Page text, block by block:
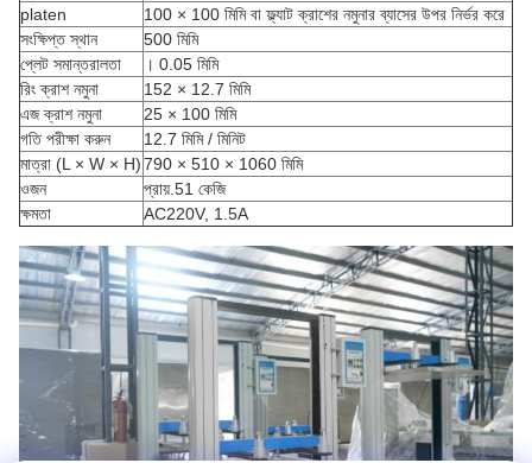
platen
100 × 100 মিমি বা ফ্ল্যাট ক্রাশের নমুনার ব্যাসের উপর নির্ভর করে
সংক্ষিপ্ত স্থান
500 মিমি
প্লেট সমান্তরালতা
। 0.05 মিমি
রিং ক্রাশ নমুনা
152 × 12.7 মিমি
এজ ক্রাশ নমুনা
25 × 100 মিমি
গতি পরীক্ষা করুন
12.7 মিমি / মিনিট
মাত্রা (L × W × H)790 × 510 × 1060 মিমি
ওজন
প্রায়.51 কেজি
ক্ষমতা
AC220V, 1.5A